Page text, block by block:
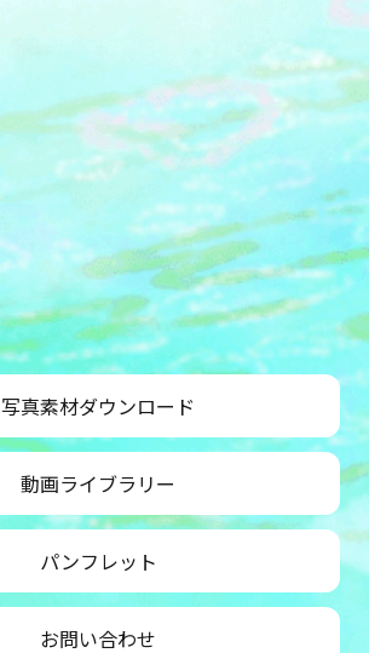
写真素材ダウンロード
動画ライブラリー
パンフレット
お問い合わせ